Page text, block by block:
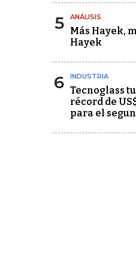
5 ANÁLISIS
Más Hayek,
Hayek
6 INDUSTRIA
Tecnoglass
récord de
para el